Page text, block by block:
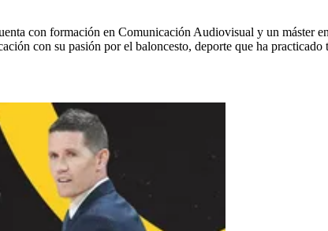
con formación en Comunicación Audiovisual y un máster
con su pasión por el baloncesto, deporte que ha